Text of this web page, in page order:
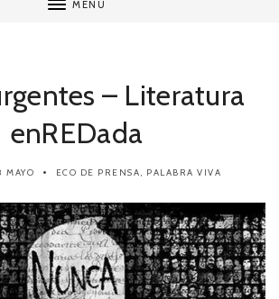
MENU
– Literatura
enREDada
MAYO ECO DE PRENSA, PALABRA VIVA